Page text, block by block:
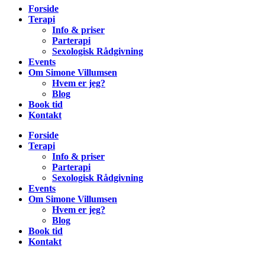
Forside
Terapi
Info & priser
Parterapi
Sexologisk Rådgivning
Events
Om Simone Villumsen
Hvem er jeg?
Blog
Book tid
Kontakt
Forside
Terapi
Info & priser
Parterapi
Sexologisk Rådgivning
Events
Om Simone Villumsen
Hvem er jeg?
Blog
Book tid
Kontakt